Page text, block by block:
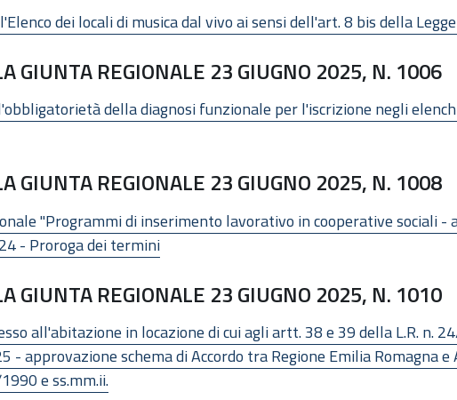
dei locali di musica dal vivo ai sensi dell'art. 8 bis della
GIUNTA REGIONALE 23 GIUGNO 2025, N. 1006
della diagnosi funzionale per l'iscrizione negli
GIUNTA REGIONALE 23 GIUGNO 2025, N. 1008
"Programmi di inserimento lavorativo in cooperative sociali -
- Proroga dei termini
GIUNTA REGIONALE 23 GIUGNO 2025, N. 1010
all'abitazione in locazione di cui agli artt. 38 e 39 della L.R. n.
- approvazione schema di Accordo tra Regione Emilia Romagna
e ss.mm.ii.